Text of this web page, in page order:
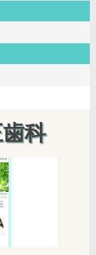
科